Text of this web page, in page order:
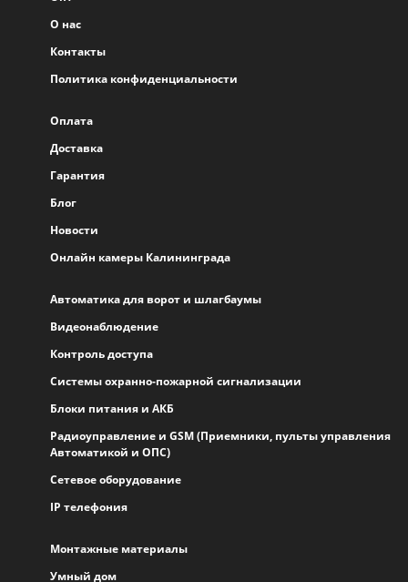
О нас
Контакты
Политика конфиденциальности
Оплата
Доставка
Гарантия
Блог
Новости
Онлайн камеры Калининграда
Автоматика для ворот и шлагбаумы
Видеонаблюдение
Контроль доступа
Системы охранно-пожарной сигнализации
Блоки питания и АКБ
Радиоуправление и GSM (Приемники, пульты управления
Автоматикой и ОПС)
Сетевое оборудование
IP телефония
Монтажные материалы
Умный дом